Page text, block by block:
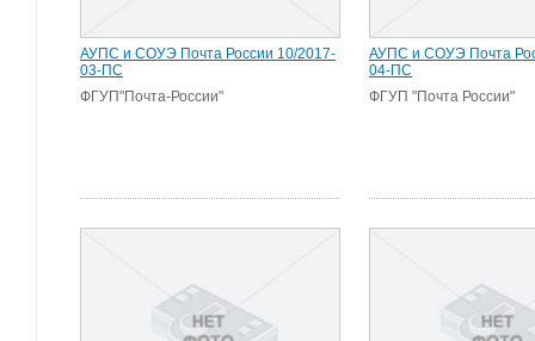
АУПС и СОУЭ Почта России 10/2017-
03-ПС
ФГУП"Почта-России"
АУПС и СОУЭ Почта
04-ПС
ФГУП "Почта России"